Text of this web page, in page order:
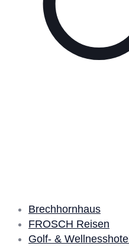
Brechhornhaus
FROSCH Reisen
Golf- & Wellnesshotel